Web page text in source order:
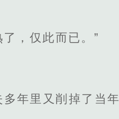
，仅此而已。”
年里又削掉了当年